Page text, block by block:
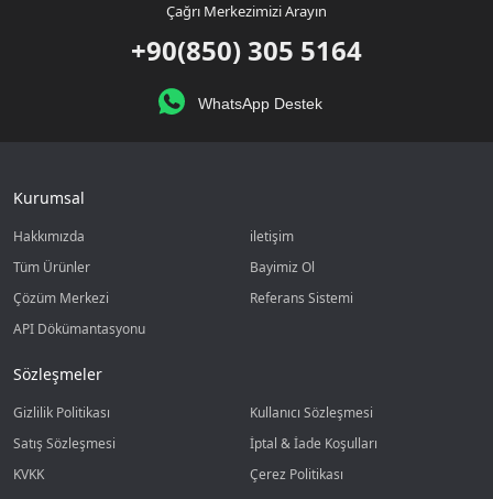
Çağrı Merkezimizi Arayın
+90(850) 305 5164
WhatsApp Destek
Kurumsal
Hakkımızda
iletişim
Tüm Ürünler
Bayimiz Ol
Çözüm Merkezi
Referans Sistemi
API Dökümantasyonu
Sözleşmeler
Gizlilik Politikası
Kullanıcı Sözleşmesi
Satış Sözleşmesi
İptal & İade Koşulları
KVKK
Çerez Politikası